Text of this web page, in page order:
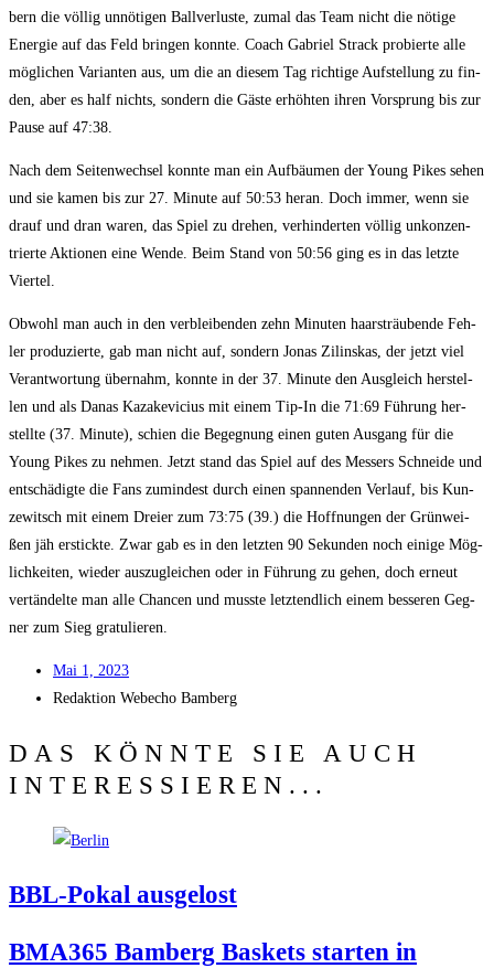
bern die völ­lig unnö­ti­gen Ball­ver­lus­te, zumal das Team nicht die nöti­ge
Ener­gie auf das Feld brin­gen konn­te. Coach Gabri­el Strack pro­bier­te alle
mög­li­chen Vari­an­ten aus, um die an die­sem Tag rich­ti­ge Auf­stel­lung zu fin­
den, aber es half nichts, son­dern die Gäs­te erhöh­ten ihren Vor­sprung bis zur
Pau­se auf 47:38.
Nach dem Sei­ten­wech­sel konn­te man ein Auf­bäu­men der Young Pikes sehen
und sie kamen bis zur 27. Minu­te auf 50:53 her­an. Doch immer, wenn sie
drauf und dran waren, das Spiel zu dre­hen, ver­hin­der­ten völ­lig unkon­zen­
trier­te Aktio­nen eine Wen­de. Beim Stand von 50:56 ging es in das letz­te
Viertel.
Obwohl man auch in den ver­blei­ben­den zehn Minu­ten haar­sträu­ben­de Feh­
ler pro­du­zier­te, gab man nicht auf, son­dern Jonas Zilins­kas, der jetzt viel
Ver­ant­wor­tung über­nahm, konn­te in der 37. Minu­te den Aus­gleich her­stel­
len und als Danas Kaza­ke­vici­us mit einem Tip-In die 71:69 Füh­rung her­
stell­te (37. Minu­te), schien die Begeg­nung einen guten Aus­gang für die
Young Pikes zu neh­men. Jetzt stand das Spiel auf des Mes­sers Schnei­de und
ent­schä­dig­te die Fans zumin­dest durch einen span­nen­den Ver­lauf, bis Kun­
ze­witsch mit einem Drei­er zum 73:75 (39.) die Hoff­nun­gen der Grün­wei­
ßen jäh erstick­te. Zwar gab es in den letz­ten 90 Sekun­den noch eini­ge Mög­
lich­kei­ten, wie­der aus­zu­glei­chen oder in Füh­rung zu gehen, doch erneut
ver­tän­del­te man alle Chan­cen und muss­te letzt­end­lich einem bes­se­ren Geg­
ner zum Sieg gratulieren.
Mai 1, 2023
Redak­ti­on Web­echo Bamberg
DAS KÖNNTE SIE AUCH
INTERESSIEREN...
BBL-Pokal aus­ge­lost
BMA365 Bam­berg Bas­kets star­ten in